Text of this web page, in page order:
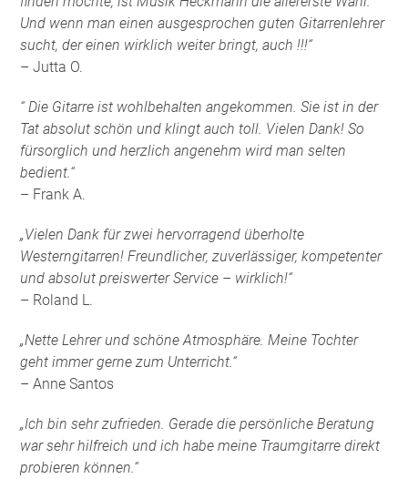
Und wenn man einen ausgesprochen guten Gitarrenlehrer
sucht, der einen wirklich weiter bringt, auch !!!“
– Jutta O.
“ Die Gitarre ist wohlbehalten angekommen. Sie ist in der
Tat absolut schön und klingt auch toll. Vielen Dank! So
fürsorglich und herzlich angenehm wird man selten
bedient.“
– Frank A.
„Vielen Dank für zwei hervorragend überholte
Westerngitarren! Freundlicher, zuverlässiger, kompetenter
und absolut preiswerter Service – wirklich!“
– Roland L.
„Nette Lehrer und schöne Atmosphäre. Meine Tochter
geht immer gerne zum Unterricht.“
– Anne Santos
„Ich bin sehr zufrieden. Gerade die persönliche Beratung
war sehr hilfreich und ich habe meine Traumgitarre direkt
probieren können.“